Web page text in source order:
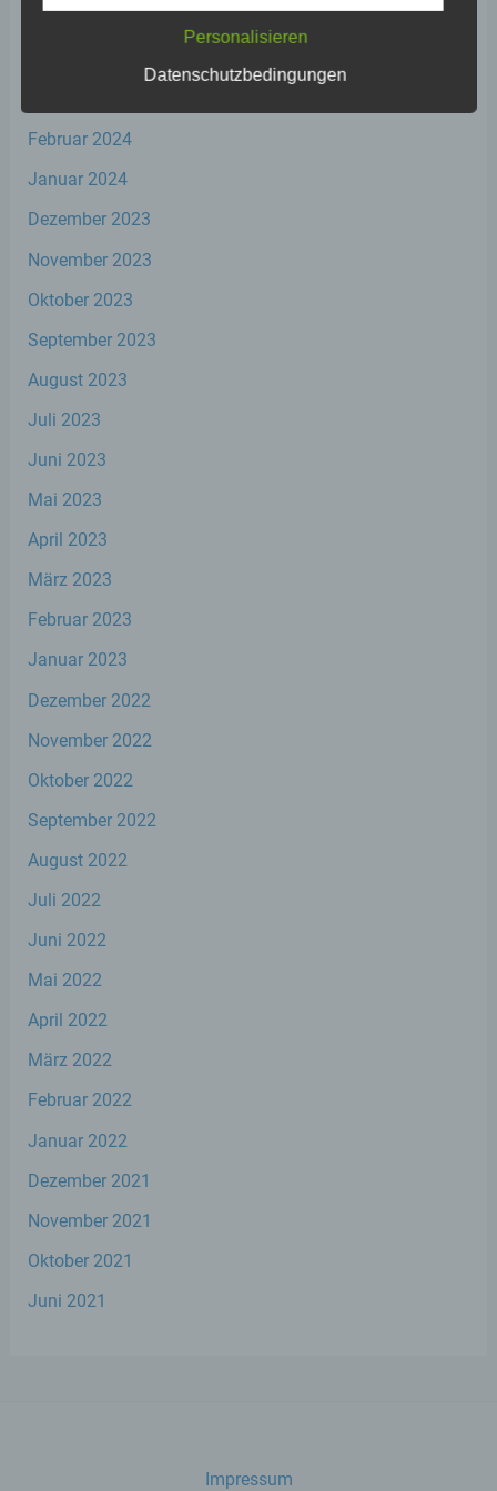
Februar 2024
Januar 2024
Dezember 2023
November 2023
Oktober 2023
September 2023
August 2023
Juli 2023
Juni 2023
Mai 2023
April 2023
März 2023
Februar 2023
Januar 2023
Dezember 2022
November 2022
Oktober 2022
September 2022
August 2022
Juli 2022
Juni 2022
Mai 2022
April 2022
März 2022
Februar 2022
Januar 2022
Dezember 2021
November 2021
Oktober 2021
Juni 2021
Impressum
kann.
b) betroffene Person
Betroffene Person ist jede identifizierte oder
personenbezogene Daten von dem für die
werden.
c) Verarbeitung
Verarbeitung ist jeder mit oder ohne Hilfe
automatisierter Verfahren ausgeführte
Vorgang oder jede solche Vorgangsreihe im
Organisation, das Ordnen, die Speicherung,
Verbreitung oder eine andere Form der
Verknüpfung, die Einschränkung, das
Markierung gespeicherter
personenbezogener Daten mit dem Ziel,
ihre künftige Verarbeitung einzuschränken.
e) Profiling
Verarbeitung personenbezogener Daten,
Aspekte, die sich auf eine natürliche Person
Aspekte bezüglich Arbeitsleistung,
persönlicher Vorlieben, Interessen,
Zuverlässigkeit, Verhalten, Aufenthaltsort
oder Ortswechsel dieser natürlichen Person
zu analysieren oder vorherzusagen.
Pseudonymisierung ist die Verarbeitung
werden und technischen und
Personalisieren
Datenschutzbedingungen